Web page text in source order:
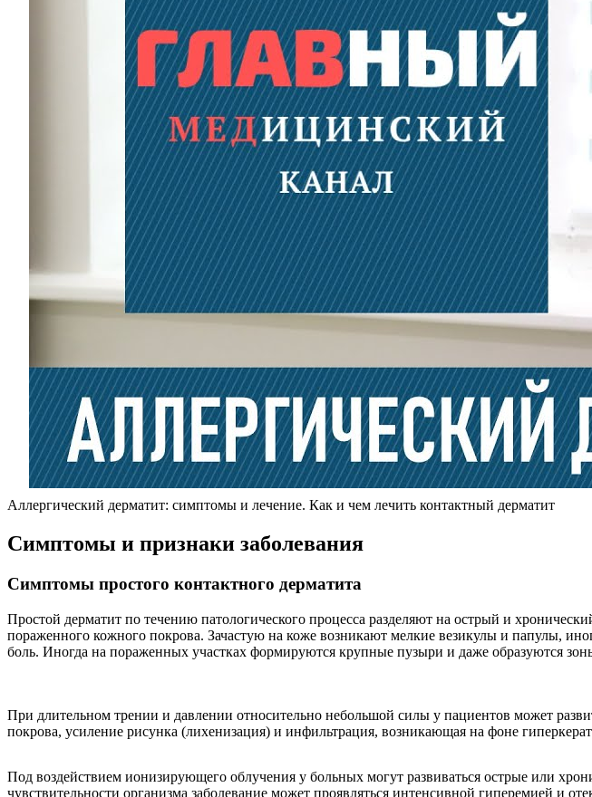
Аллергический дерматит: симптомы и лечение. Как и чем лечить контактный дерматит
Симптомы и признаки заболевания
Симптомы простого контактного дерматита
Простой дерматит по течению патологического процесса разделяют на острый и
пораженного кожного покрова. Зачастую на коже возникают мелкие везикулы и папулы,
боль. Иногда на пораженных участках формируются крупные пузыри и даже образуются
При длительном трении и давлении относительно небольшой силы у пациентов может
покрова, усиление рисунка (лихенизация) и инфильтрация, возникающая на фоне
Под воздействием ионизирующего облучения у больных могут развиваться острые или
чувствительности организма заболевание может проявляться интенсивной гиперемией и